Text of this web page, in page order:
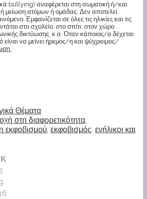
bullying) αναφέρεται στη σωματική ή/και
μείωση ατόμων ή ομάδας. Δεν αποτελεί
Εμφανίζεται σε όλες τις ηλικίες και τις
στο σχολείο, στο σπίτι, στον χώρο
δικτύωσης, κ.α. Όταν κάποιος/α δέχεται
είναι να μείνει ήρεμος/η και ψύχραιμος/
Θέματα
στη διαφορετικότητα,
εκφοβισμού, εκφοβισμός, ενήλικοι και
Κ